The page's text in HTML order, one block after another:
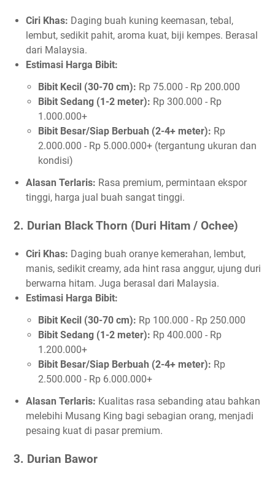
Ciri Khas: Daging buah kuning keemasan, tebal,
lembut, sedikit pahit, aroma kuat, biji kempes. Berasal
dari Malaysia.
Estimasi Harga Bibit:
Bibit Kecil (30-70 cm): Rp 75.000 - Rp 200.000
Bibit Sedang (1-2 meter): Rp 300.000 - Rp
1.000.000+
Bibit Besar/Siap Berbuah (2-4+ meter): Rp
2.000.000 - Rp 5.000.000+ (tergantung ukuran dan
kondisi)
Alasan Terlaris: Rasa premium, permintaan ekspor
tinggi, harga jual buah sangat tinggi.
2. Durian Black Thorn (Duri Hitam / Ochee)
Ciri Khas: Daging buah oranye kemerahan, lembut,
manis, sedikit creamy, ada hint rasa anggur, ujung duri
berwarna hitam. Juga berasal dari Malaysia.
Estimasi Harga Bibit:
Bibit Kecil (30-70 cm): Rp 100.000 - Rp 250.000
Bibit Sedang (1-2 meter): Rp 400.000 - Rp
1.200.000+
Bibit Besar/Siap Berbuah (2-4+ meter): Rp
2.500.000 - Rp 6.000.000+
Alasan Terlaris: Kualitas rasa sebanding atau bahkan
melebihi Musang King bagi sebagian orang, menjadi
pesaing kuat di pasar premium.
3. Durian Bawor